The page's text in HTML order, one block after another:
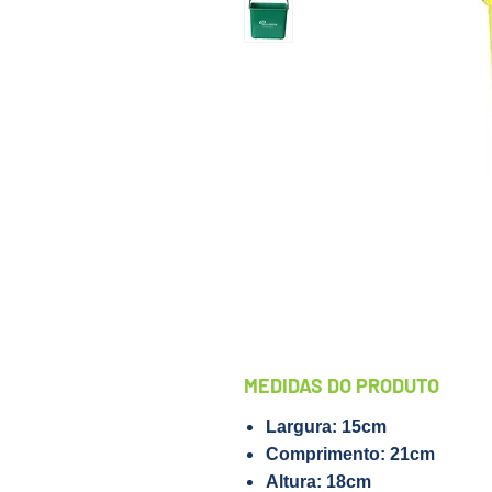
MEDIDAS DO PRODUTO
Largura: 15cm
Comprimento: 21cm
Altura: 18cm